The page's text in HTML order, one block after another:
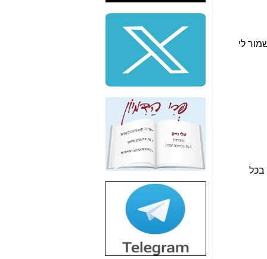
משקיעות ומפתחות
באותם תחומים -כאן
שלמה פילבר (עד
לאחרונה מנכ"ל משרד
התקשורת) - עד
מדינה? הצחקתם
"יש אפליה בחקירה"?
חשיפה: למה השר
משה כחלון לא נחקר
עד היום? -
כאן
חשיפת חשד לשחיתות
הדומה לזו של "תיק
הסלולר -כאן
חשיפת מה שלא
רוצים שתדעו בעניין
פריסת אנלימיטד
(בניחוח בלתי נסבל) -
כאן